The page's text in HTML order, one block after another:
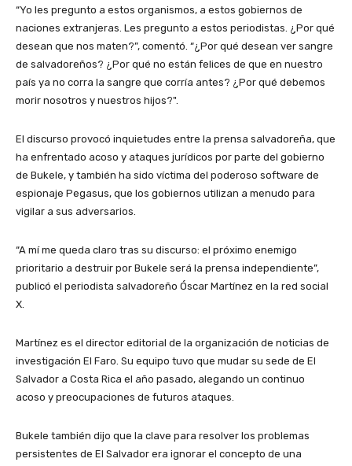
“Yo les pregunto a estos organismos, a estos gobiernos de
naciones extranjeras. Les pregunto a estos periodistas. ¿Por qué
desean que nos maten?”, comentó. “¿Por qué desean ver sangre
de salvadoreños? ¿Por qué no están felices de que en nuestro
país ya no corra la sangre que corría antes? ¿Por qué debemos
morir nosotros y nuestros hijos?".
El discurso provocó inquietudes entre la prensa salvadoreña, que
ha enfrentado acoso y ataques jurídicos por parte del gobierno
de Bukele, y también ha sido víctima del poderoso software de
espionaje Pegasus, que los gobiernos utilizan a menudo para
vigilar a sus adversarios.
“A mí me queda claro tras su discurso: el próximo enemigo
prioritario a destruir por Bukele será la prensa independiente”,
publicó el periodista salvadoreño Óscar Martínez en la red social
X.
Martínez es el director editorial de la organización de noticias de
investigación El Faro. Su equipo tuvo que mudar su sede de El
Salvador a Costa Rica el año pasado, alegando un continuo
acoso y preocupaciones de futuros ataques.
Bukele también dijo que la clave para resolver los problemas
persistentes de El Salvador era ignorar el concepto de una